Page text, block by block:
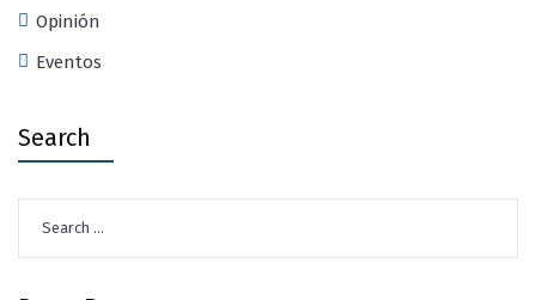
Opinión
Eventos
Search
for: